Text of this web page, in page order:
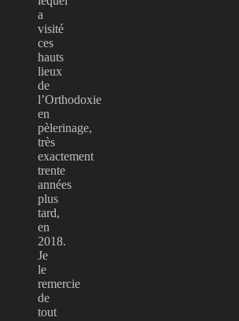
a
visité
ces
hauts
lieux
de
l’Orthodoxie
en
pèlerinage,
très
exactement
trente
années
plus
tard,
en
2018.
Je
le
remercie
de
tout